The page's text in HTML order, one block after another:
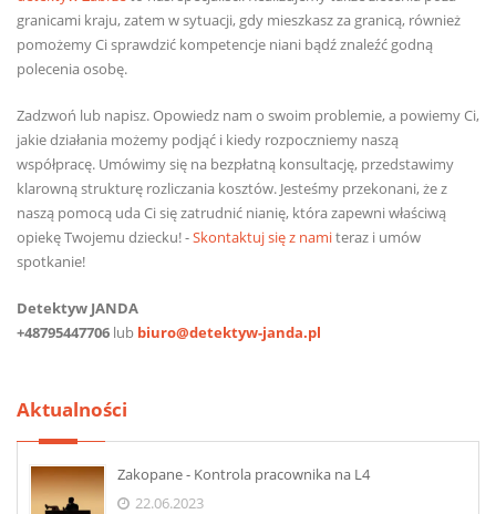
granicami kraju, zatem w sytuacji, gdy mieszkasz za granicą, również
pomożemy Ci sprawdzić kompetencje niani bądź znaleźć godną
polecenia osobę.
Zadzwoń lub napisz. Opowiedz nam o swoim problemie, a powiemy Ci,
jakie działania możemy podjąć i kiedy rozpoczniemy naszą
współpracę. Umówimy się na bezpłatną konsultację, przedstawimy
klarowną strukturę rozliczania kosztów. Jesteśmy przekonani, że z
naszą pomocą uda Ci się zatrudnić nianię, która zapewni właściwą
opiekę Twojemu dziecku! -Skontaktuj się z namiteraz i umów
spotkanie!
Detektyw JANDA
+48795447706 lub biuro@detektyw-janda.pl
Aktualności
Zakopane - Kontrola pracownika na L4
22.06.2023